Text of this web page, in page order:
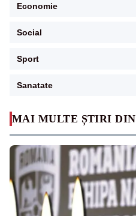
MAI MULTE ȘTIRI DIN
Economie
Social
Sport
Sanatate